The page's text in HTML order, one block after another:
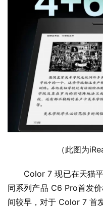
（此图为
Color 7 现已在天猫
同系列产品 C6 Pro首发
间较早，对于 Color 7 首